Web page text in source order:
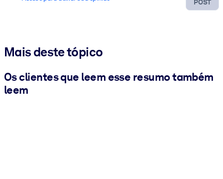
POST
Mais deste tópico
Os clientes que leem esse resumo também
leem